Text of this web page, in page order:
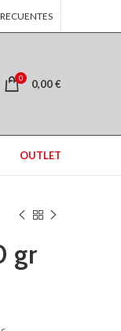
0 0,00€
OUTLET
gr